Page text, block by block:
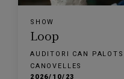
SHOW
Loop
AUDITORI CAN PALOTS
CANOVELLES
2026/10/23